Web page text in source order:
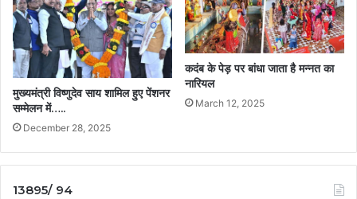
मुख्यमंत्री विष्णुदेव साय शामिल हुए पेंशनर
सम्मेलन में…..
December 28, 2025
कदंब के पेड़ पर बांधा जाता है मन्नत का
नारियल
March 12, 2025
13895/ 94